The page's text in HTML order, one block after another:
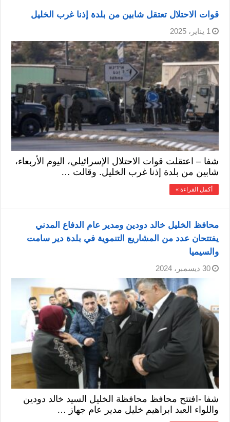
قوات الاحتلال تعتقل شابين من بلدة إذنا غرب الخليل
1 يناير، 2025
شفا – اعتقلت قوات الاحتلال الإسرائيلي، اليوم الأربعاء،
شابين من بلدة إذنا غرب الخليل. وقالت …
أكمل القراءة »
محافظ الخليل خالد دودين ومدير عام الدفاع المدني
يفتتحان عدد من المشاريع التنموية في بلدة دير سامت
والسيميا
30 ديسمبر، 2024
شفا -افتتح محافظ محافظة الخليل السيد خالد دودين
واللواء العبد ابراهيم خليل مدير عام جهاز …